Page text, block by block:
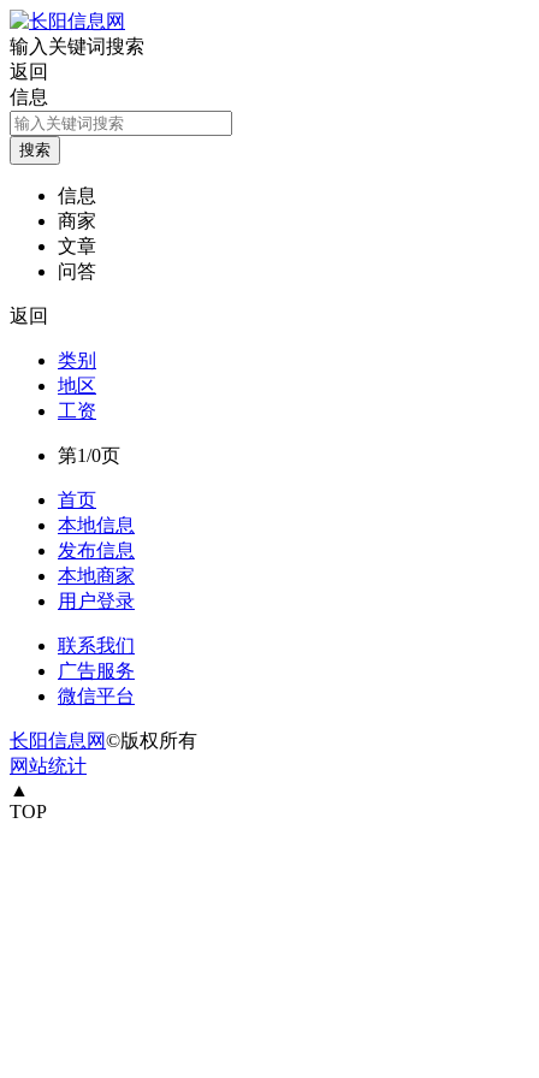
输入关键词搜索
返回
信息
信息
商家
文章
问答
返回
类别
地区
工资
第1/0页
首页
本地信息
发布信息
本地商家
用户登录
联系我们
广告服务
微信平台
长阳信息网©版权所有
网站统计
▲
TOP